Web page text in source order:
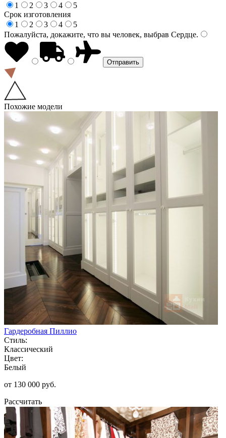
1
2 3 4
5
Срок изготовления
1
2 3 4
5
Пожалуйста, докажите, что вы человек, выбрав Сердце.
Похожие модели
Гардеробная Пиллио
Стиль:
Классический
Цвет:
Белый
от 130 000 руб.
Рассчитать